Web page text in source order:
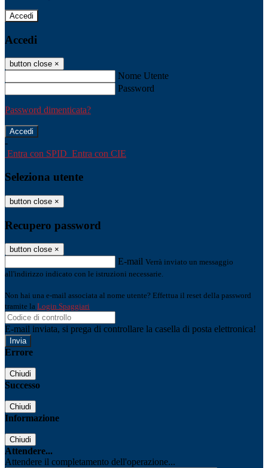
Accedi
Accedi
button close ×
Nome Utente
Password
Password dimenticata?
-
Entra con SPID Entra con CIE
Seleziona utente
button close ×
Recupero password
button close ×
E-mail Verrà inviato un messaggio
all'indirizzo indicato con le istruzioni necessarie.
Non hai una e-mail associata al nome utente? Effettua il reset della password
tramite la Login Spaggiari
E-mail inviata, si prega di controllare la casella di posta elettronica!
Errore
Chiudi
Successo
Chiudi
Informazione
Chiudi
Attendere...
Attendere il completamento dell'operazione...